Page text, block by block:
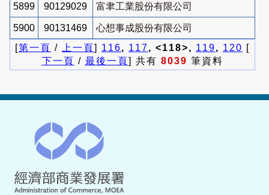
5899 90129029 富聿工業股份有限公司
5900 90131469
心想事成股份有限公司
[第一頁 / 上一頁] 116, 117, <118>, 119, 120 [
下一頁 / 最後一頁] 共有 8039 筆資料